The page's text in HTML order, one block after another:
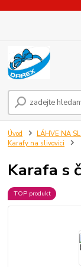
Úvod LÁHVE NA
Karafy na slivovici
Karafa s
TOP produkt